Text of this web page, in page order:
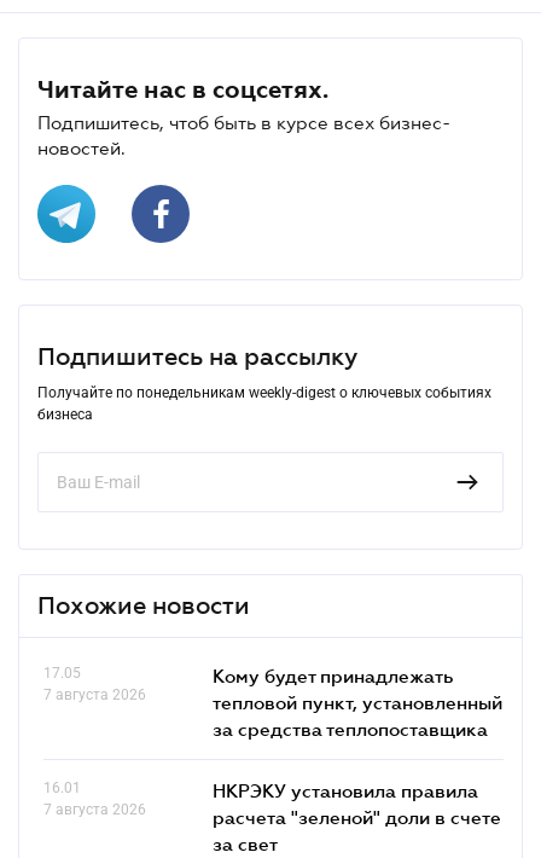
Читайте нас в соцсетях.
Подпишитесь, чтоб быть в курсе всех бизнес-
новостей.
Подпишитесь на рассылку
Получайте по понедельникам weekly-digest о ключевых событиях
бизнеса
Похожие новости
17.05
7 августа 2026
Кому будет принадлежать
тепловой пункт, установленный
за средства теплопоставщика
16.01
7 августа 2026
НКРЭКУ установила правила
расчета "зеленой" доли в счете
за свет